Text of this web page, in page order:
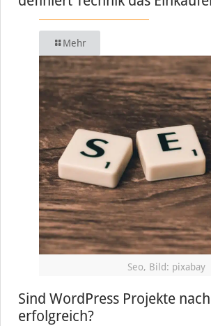
Mehr
Seo, Bild: pixabay
Sind WordPress Projekte
erfolgreich?